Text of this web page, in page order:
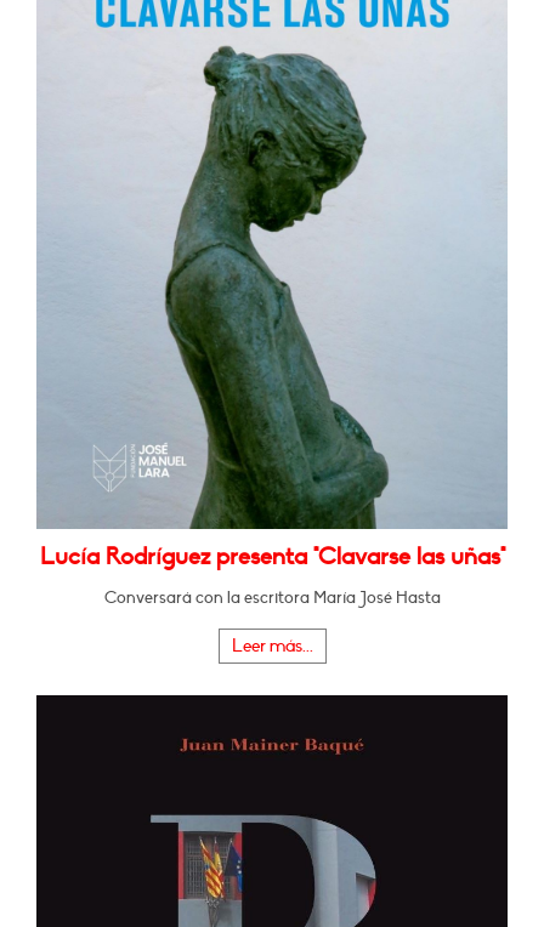
Lucía Rodríguez presenta "Clavarse las uñas"
Conversará con la escritora María José Hasta
Leer más...